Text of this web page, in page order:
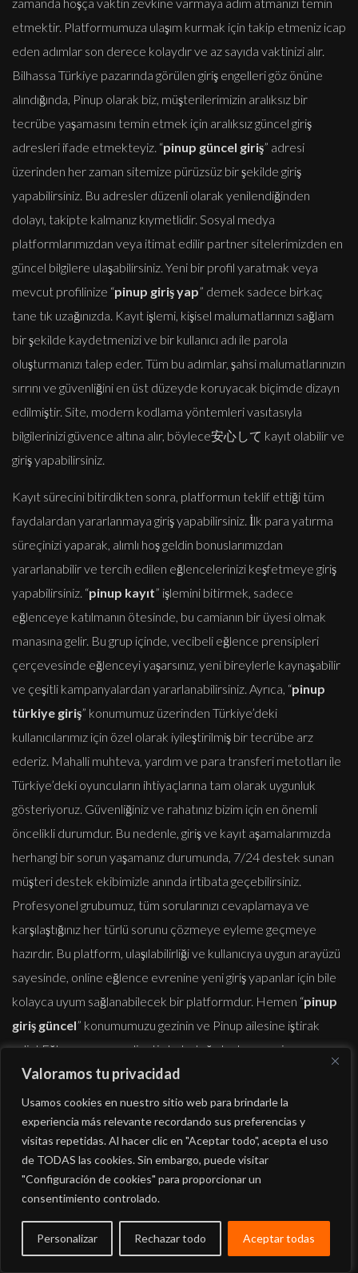
Valoramos tu privacidad
Usamos cookies en nuestro sitio web para brindarle la
experiencia más relevante recordando sus preferencias y
visitas repetidas. Al hacer clic en "Aceptar todo", acepta el uso
de TODAS las cookies. Sin embargo, puede visitar
"Configuración de cookies" para proporcionar un
consentimiento controlado.
Personalizar Rechazar todo Aceptar todas
etmektir. Platformumuza ulaşım kurmak için takip etmeniz icap
eden adımlar son derece kolaydır ve az sayıda vaktinizi alır.
Bilhassa Türkiye pazarında görülen giriş engelleri göz önüne
alındığında, Pinup olarak biz, müşterilerimizin aralıksız bir
tecrübe yaşamasını temin etmek için aralıksız güncel giriş
adresleri ifade etmekteyiz. “pinup güncel giriş” adresi
üzerinden her zaman sitemize pürüzsüz bir şekilde giriş
yapabilirsiniz. Bu adresler düzenli olarak yenilendiğinden
dolayı, takipte kalmanız kıymetlidir. Sosyal medya
platformlarımızdan veya itimat edilir partner sitelerimizden en
güncel bilgilere ulaşabilirsiniz. Yeni bir profil yaratmak veya
mevcut profilinize “pinup giriş yap” demek sadece birkaç
tane tık uzağınızda. Kayıt işlemi, kişisel malumatlarınızı sağlam
bir şekilde kaydetmenizi ve bir kullanıcı adı ile parola
oluşturmanızı talep eder. Tüm bu adımlar, şahsi malumatlarınızın
sırrını ve güvenliğini en üst düzeyde koruyacak biçimde dizayn
edilmiştir. Site, modern kodlama yöntemleri vasıtasıyla
bilgilerinizi güvence altına alır, böylece安心して kayıt olabilir ve
giriş yapabilirsiniz.
Kayıt sürecini bitirdikten sonra, platformun teklif ettiği tüm
faydalardan yararlanmaya giriş yapabilirsiniz. İlk para yatırma
süreçinizi yaparak, alımlı hoş geldin bonuslarımızdan
yararlanabilir ve tercih edilen eğlencelerinizi keşfetmeye giriş
yapabilirsiniz. “pinup kayıt” işlemini bitirmek, sadece
eğlenceye katılmanın ötesinde, bu camianın bir üyesi olmak
manasına gelir. Bu grup içinde, vecibeli eğlence prensipleri
çerçevesinde eğlenceyi yaşarsınız, yeni bireylerle kaynaşabilir
ve çeşitli kampanyalardan yararlanabilirsiniz. Ayrıca, “pinup
türkiye giriş” konumumuz üzerinden Türkiye’deki
kullanıcılarımız için özel olarak iyileştirilmiş bir tecrübe arz
ederiz. Mahalli muhteva, yardım ve para transferi metotları ile
Türkiye’deki oyuncuların ihtiyaçlarına tam olarak uygunluk
gösteriyoruz. Güvenliğiniz ve rahatınız bizim için en önemli
öncelikli durumdur. Bu nedenle, giriş ve kayıt aşamalarımızda
herhangi bir sorun yaşamanız durumunda, 7/24 destek sunan
müşteri destek ekibimizle anında irtibata geçebilirsiniz.
Profesyonel grubumuz, tüm sorularınızı cevaplamaya ve
karşılaştığınız her türlü sorunu çözmeye eyleme geçmeye
hazırdır. Bu platform, ulaşılabilirliği ve kullanıcıya uygun arayüzü
sayesinde, online eğlence evrenine yeni giriş yapanlar için bile
kolayca uyum sağlanabilecek bir platformdur. Hemen “pinup
giriş güncel” konumumuzu gezinin ve Pinup ailesine iştirak
edin! Eğlence ve mesuliyetin buluştuğu bu benzersiz evrene
hoş buyurun.
Basamak Basamak
Üyelik İşlemleri ve
Profil Onayı
Pinup’a katılmak ve bu coşku dolu evrene katılmak için kayıt
süreci oldukça sade ve açık basamaklardan ibarettir.